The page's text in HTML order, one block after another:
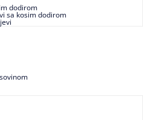
dodirom
sa kosim dodirom